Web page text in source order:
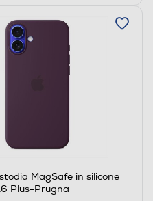
MagSafe in silicone
Plus-Prugna